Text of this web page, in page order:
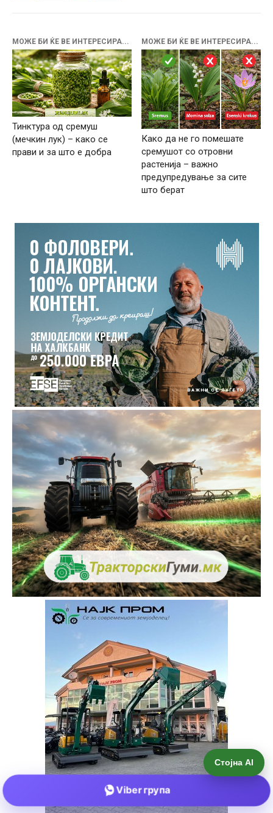
Стојна AI
Viber група